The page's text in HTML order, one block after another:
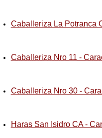
Caballeriza La Potranca
Caballeriza Nro 11 -
Caballeriza Nro 30 -
Haras San Isidro CA -